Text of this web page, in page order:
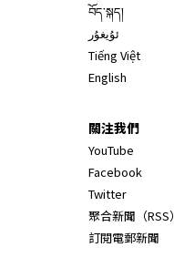
བོད་སྐད།
ئۇيغۇر
Tiếng Việt
English
關注我們
YouTube
Facebook
Twitter
聚合新聞（RSS）
訂閱電郵新聞